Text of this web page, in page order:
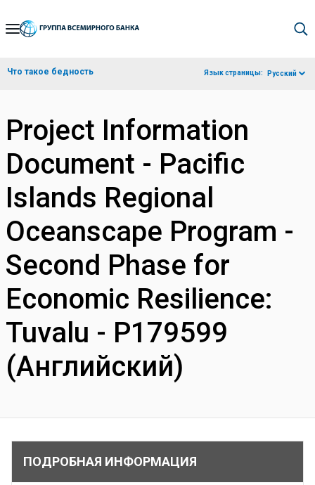
Skip
Navigation
Что такое бедность Язык страницы: Русский
Project Information
Document - Pacific
Islands Regional
Oceanscape Program -
Second Phase for
Economic Resilience:
Tuvalu - P179599
(Английский)
ПОДРОБНАЯ ИНФОРМАЦИЯ